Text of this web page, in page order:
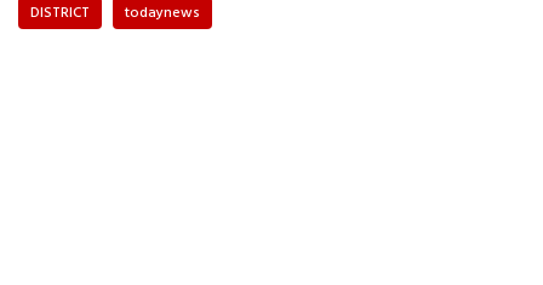
DISTRICT todaynews